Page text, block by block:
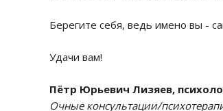
Берегите себя, ведь имено вы -
Удачи вам!
Пётр Юрьевич Лизяев,
Очные консультации/